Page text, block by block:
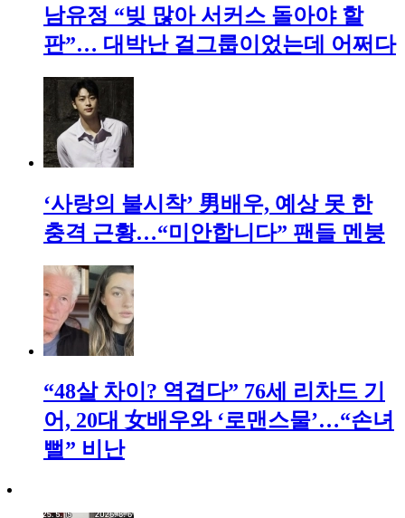
남유정 “빚 많아 서커스 돌아야 할
판”… 대박난 걸그룹이었는데 어쩌다
‘사랑의 불시착’ 男배우, 예상 못 한
충격 근황…“미안합니다” 팬들 멘붕
“48살 차이? 역겹다” 76세 리차드 기
어, 20대 女배우와 ‘로맨스물’…“손녀
뻘” 비난